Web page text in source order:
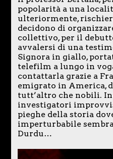
popolarità a una
ulteriormente,
decidono di
collettivo, per il
avvalersi di una
Signora in giallo,
telefilm a lungo in
contattarla grazie a
emigrato in America,
tutt’altro che nobili.
investigatori
pieghe della storia
imperturbabile
Durdu…